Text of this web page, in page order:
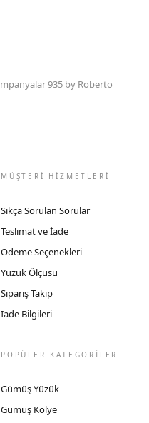
935 by Roberto
MÜŞTERİ HİZMETLERİ
Sıkça Sorulan Sorular
Teslimat ve İade
Ödeme Seçenekleri
Yüzük Ölçüsü
Sipariş Takip
İade Bilgileri
POPÜLER KATEGORİLER
Gümüş Yüzük
Gümüş Kolye